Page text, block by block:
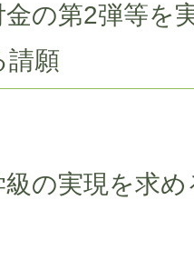
金の第2弾等を
請願
級の実現を求